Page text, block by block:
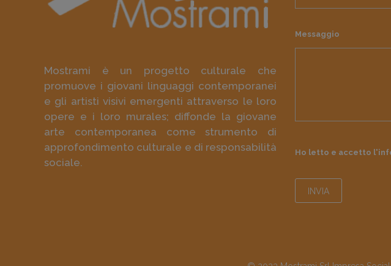
Mostrami è un progetto culturale che
promuove i giovani linguaggi contemporanei
e gli artisti visivi emergenti attraverso le loro
opere e i loro murales; diffonde la giovane
arte contemporanea come strumento di
approfondimento culturale e di responsabilità
sociale.
Messaggio
Ho letto e accetto